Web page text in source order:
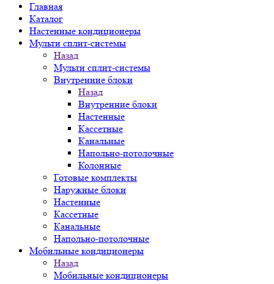
Главная
Каталог
Настенные кондиционеры
Мульти сплит-системы
Назад
Мульти сплит-системы
Внутренние блоки
Назад
Внутренние блоки
Настенные
Кассетные
Канальные
Напольно-потолочные
Колонные
Готовые комплекты
Наружные блоки
Настенные
Кассетные
Канальные
Напольно-потолочные
Мобильные кондиционеры
Назад
Мобильные кондиционеры